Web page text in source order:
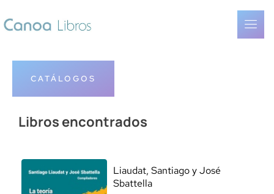
CATÁLOGOS
Libros encontrados
Liaudat, Santiago y José
Sbattella